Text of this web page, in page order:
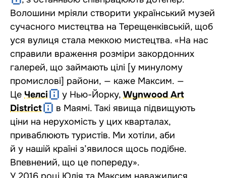
Волошини мріяли створити український музей
сучасного мистецтва на Терещенківській, щоб
уся вулиця стала меккою мистецтва. «На нас
справили враження розміри закордонних
галерей, що займають цілі [у минулому
промислові] райони, — каже Максим. —
Це Челсі у Нью-Йорку,Wynwood Art
District
в Маямі. Такі явища підвищують
ціни на нерухомість у цих кварталах,
приваблюють туристів. Ми хотіли, аби
й у нашій країні з’явилося щось подібне.
Впевнений, що це попереду».